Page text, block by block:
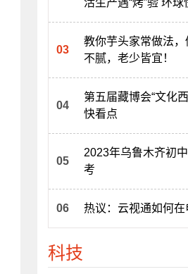
活生产遇“烤”验 环球
教你芋头家常做法
不腻，老少皆宜！
第五届藏博会“文化
快看点
2023年乌鲁木齐初
考
热议：云视通如何在
科技